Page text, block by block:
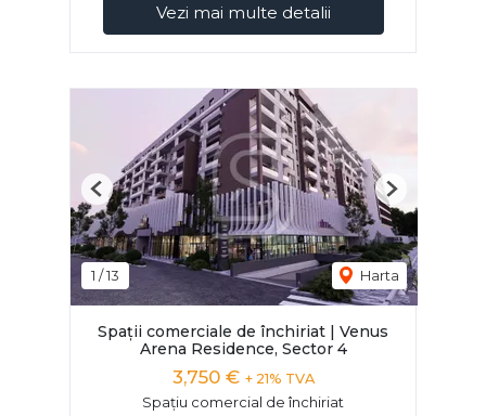
Vezi mai multe detalii
1 /13 Harta
Previous Next
Spații comerciale de închiriat | Venus
Arena Residence, Sector 4
3,750 € + 21% TVA
Spațiu comercial de închiriat